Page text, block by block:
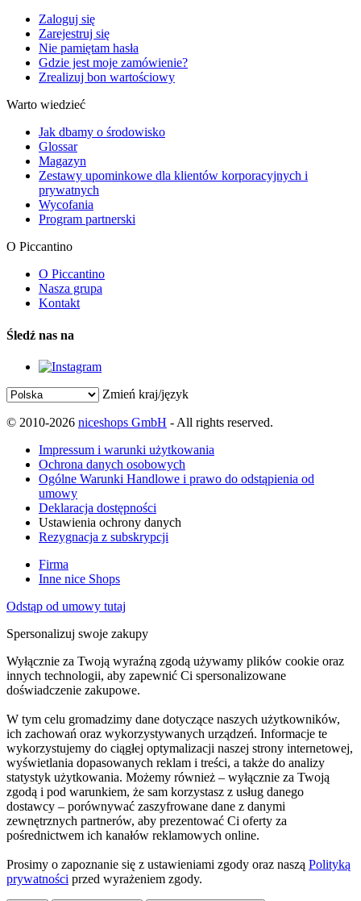
Zaloguj się
Zarejestruj się
Nie pamiętam hasła
Gdzie jest moje zamówienie?
Zrealizuj bon wartościowy
Warto wiedzieć
Jak dbamy o środowisko
Glossar
Magazyn
Zestawy upominkowe dla klientów korporacyjnych i
prywatnych
Wycofania
Program partnerski
O Piccantino
O Piccantino
Nasza grupa
Kontakt
Śledź nas na
Zmień kraj/język
© 2010-2026 niceshops GmbH - All rights reserved.
Impressum i warunki użytkowania
Ochrona danych osobowych
Ogólne Warunki Handlowe i prawo do odstąpienia od
umowy
Deklaracja dostępności
Ustawienia ochrony danych
Rezygnacja z subskrypcji
Firma
Inne nice Shops
Odstąp od umowy tutaj
Spersonalizuj swoje zakupy
Wyłącznie za Twoją wyraźną zgodą używamy plików cookie oraz
innych technologii, aby zapewnić Ci spersonalizowane
doświadczenie zakupowe.
W tym celu gromadzimy dane dotyczące naszych użytkowników,
ich zachowań oraz wykorzystywanych urządzeń. Informacje te
wykorzystujemy do ciągłej optymalizacji naszej strony internetowej,
wyświetlania dopasowanych reklam i treści, a także do analizy
statystyk użytkowania. Możemy również – wyłącznie za Twoją
zgodą i pod warunkiem, że sam korzystasz z usług danego
dostawcy – porównywać zaszyfrowane dane z danymi
zewnętrznych partnerów, aby prezentować Ci oferty za
pośrednictwem ich kanałów reklamowych online.
Prosimy o zapoznanie się z ustawieniami zgody oraz naszą Polityką
prywatności przed wyrażeniem zgody.